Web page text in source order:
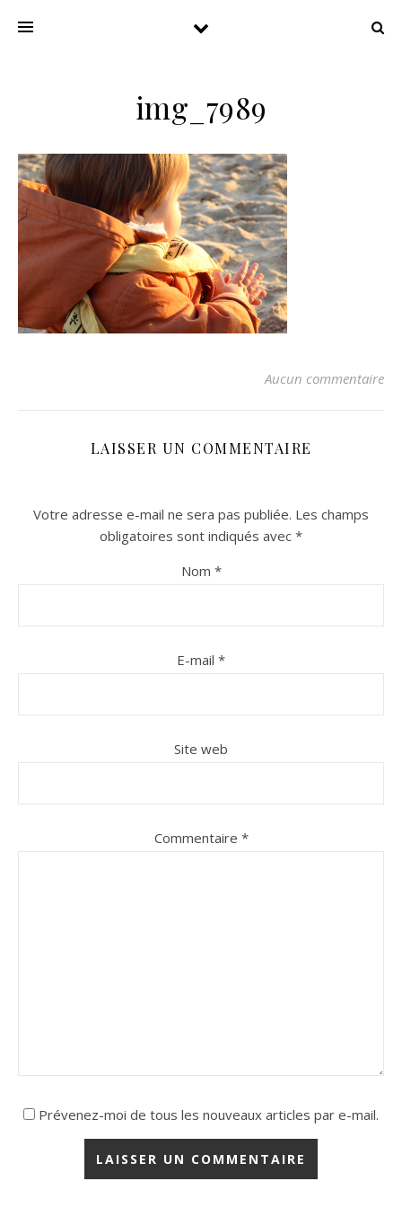
img_7989
Aucun commentaire
LAISSER UN COMMENTAIRE
Votre adresse e-mail ne sera pas publiée. Les champs
obligatoires sont indiqués avec *
Nom *
E-mail *
Site web
Commentaire *
Prévenez-moi de tous les nouveaux articles par e-mail.